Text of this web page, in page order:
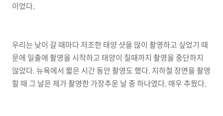
이었다.
우리는 낮이 갈 때마다 저조한 태양 샷을 많이 촬영하고 싶었기 때
문에 일출에 촬영을 시작하고 태양이 질때까지 촬영을 중단하지
않았다. 뉴욕에서 짧은 시간 동안 촬영도 했다. 지하철 장면을 촬영
할 때 그 날은 제가 촬영한 가장추운 날 중 하나였다. 매우 추웠다.